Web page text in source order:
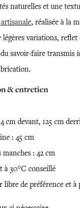
naturelles et une
, réalisée à la
variations, reflet
savoir-faire transmis
& entretien
cm devant, 125 cm
: 45 cm
manches : 42 cm
à 30°C conseillé
libre de préférence et à